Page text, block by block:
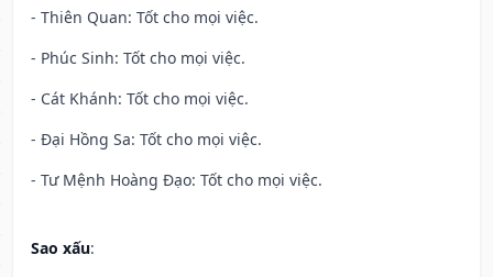
- Thiên Quan: Tốt cho mọi việc.
- Phúc Sinh: Tốt cho mọi việc.
- Cát Khánh: Tốt cho mọi việc.
- Đại Hồng Sa: Tốt cho mọi việc.
- Tư Mệnh Hoàng Đạo: Tốt cho mọi việc.
Sao xấu: